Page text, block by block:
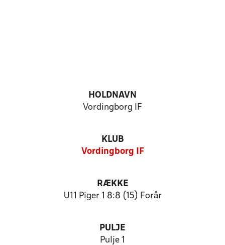
HOLDNAVN
Vordingborg IF
KLUB
Vordingborg IF
RÆKKE
U11 Piger 1 8:8 (15) Forår
PULJE
Pulje 1